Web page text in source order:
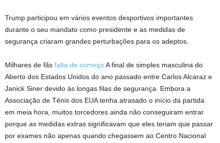
Trump participou em vários eventos desportivos importantes
durante o seu mandato como presidente e as medidas de
segurança criaram grandes perturbações para os adeptos.
Milhares de fãs falta de começoA final de simples masculina do
Aberto dos Estados Unidos do ano passado entre Carlos Alcaraz e
Janick Siner devido às longas filas de segurança. Embora a
Associação de Tênis dos EUA tenha atrasado o início da partida
em meia hora, muitos torcedores ainda não conseguiram entrar
porque as medidas extras significavam que eles teriam que passar
por exames não apenas quando chegassem ao Centro Nacional